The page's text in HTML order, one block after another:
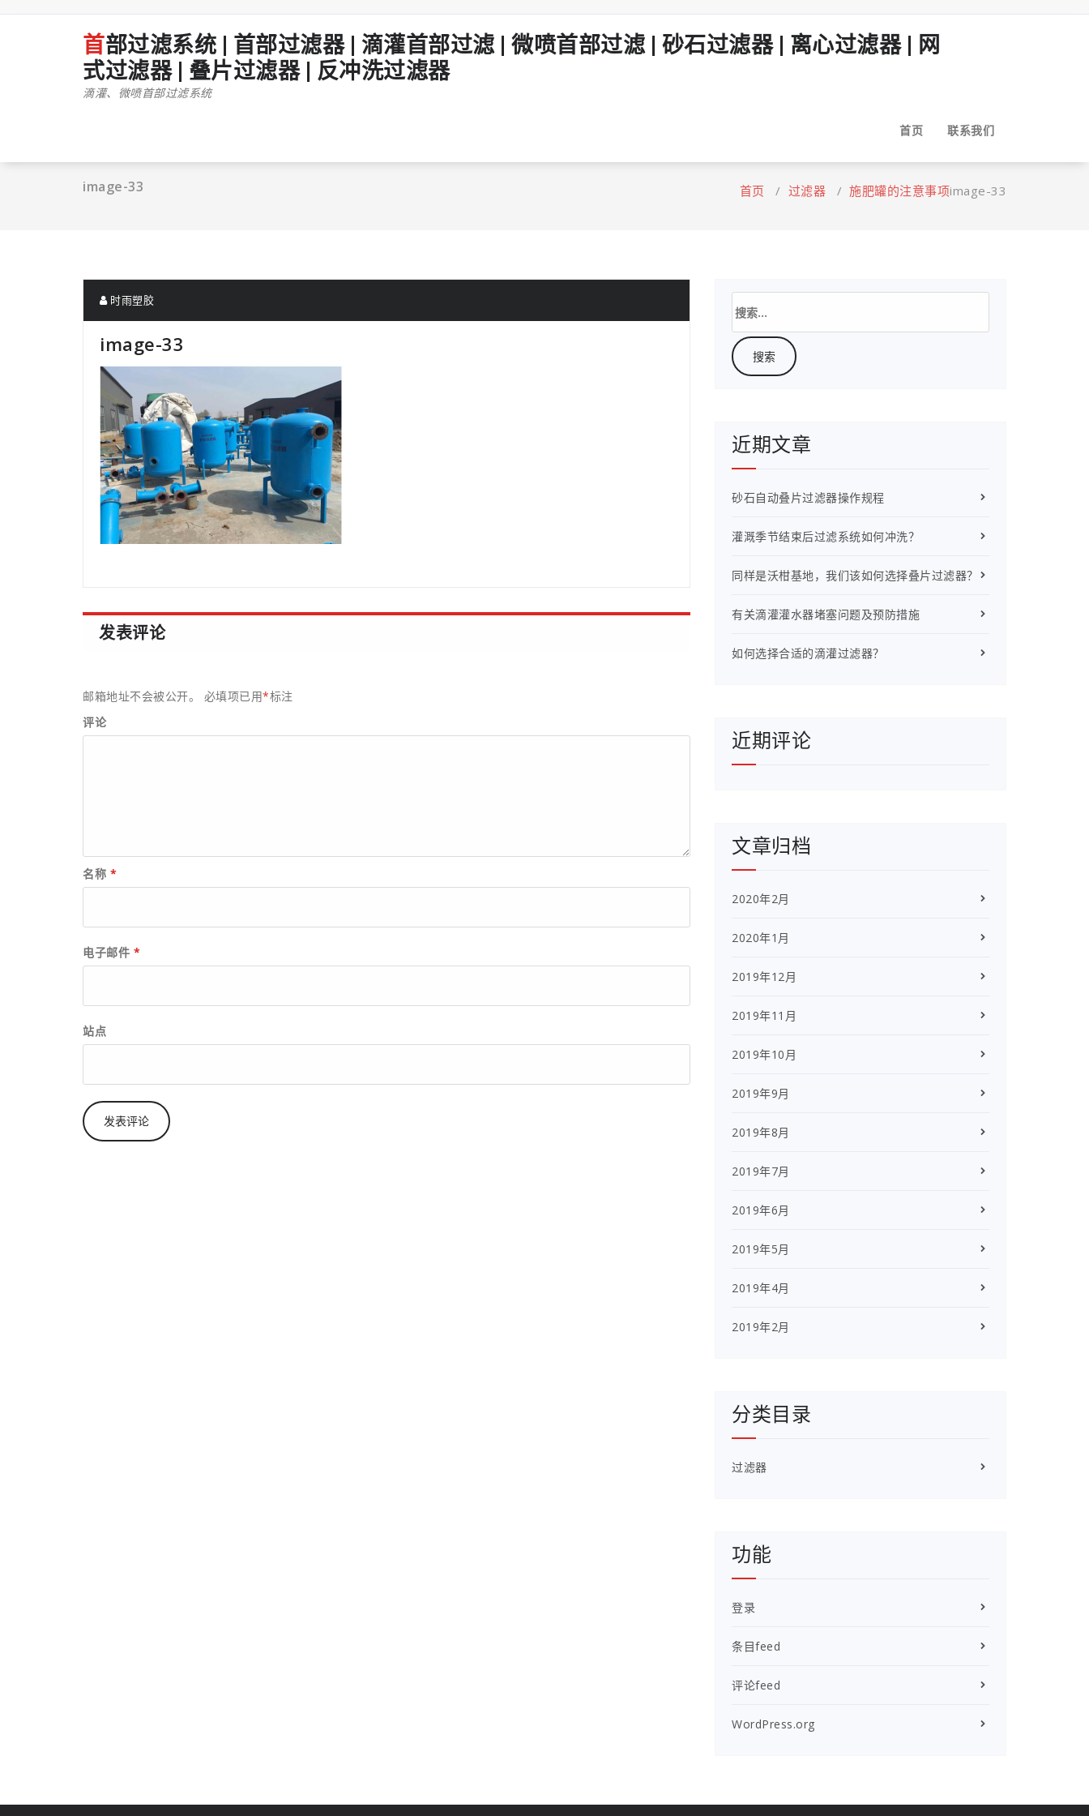
首部过滤系统 | 首部过滤器 | 滴灌首部过滤 | 微喷首部过滤 | 砂石过滤器 | 离心过滤器 | 网
式过滤器 | 叠片过滤器 | 反冲洗过滤器
滴灌、微喷首部过滤系统
首页 联系我们
image-33 首页 / 过滤器 / 施肥罐的注意事项image-33
时雨塑胶
image-33
发表评论
邮箱地址不会被公开。 必填项已用*标注
评论
名称 *
电子邮件 *
站点
索：
近期文章
砂石自动叠片过滤器操作规程
灌溉季节结束后过滤系统如何冲洗？
同样是沃柑基地，我们该如何选择叠片过滤器？
有关滴灌灌水器堵塞问题及预防措施
如何选择合适的滴灌过滤器？
近期评论
文章归档
2020年2月
2020年1月
2019年12月
2019年11月
2019年10月
2019年9月
2019年8月
2019年7月
2019年6月
2019年5月
2019年4月
2019年2月
分类目录
过滤器
功能
登录
条目feed
评论feed
WordPress.org